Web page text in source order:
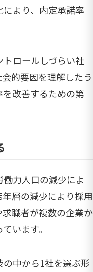
より、内定承諾率
トロールしづらい社
的要因を理解したう
改善するための第
力人口の減少によ
層の減少により採用
職者が複数の企業か
います。
中から1社を選ぶ形